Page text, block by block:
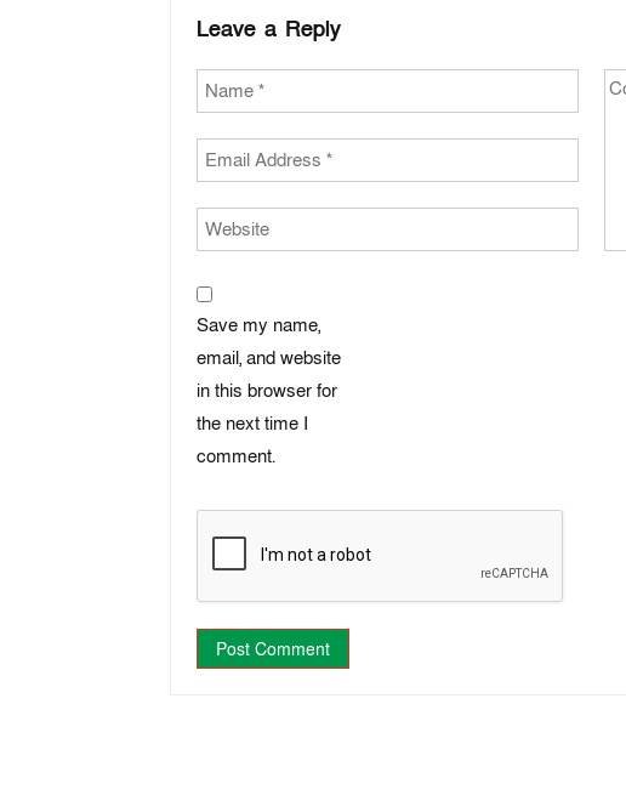
Leave a Reply
Save my name,
email, and website
in this browser for
the next time I
comment.